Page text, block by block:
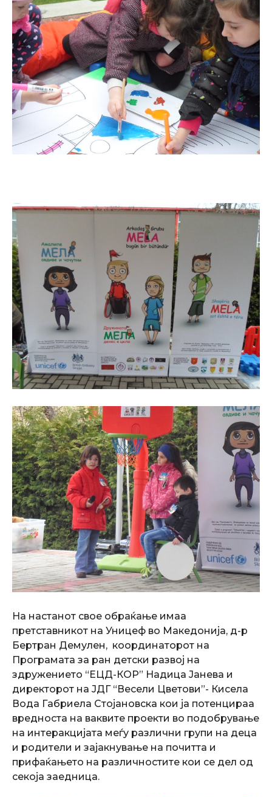
На настанот свое обраќање имаа
претставникот на Уницеф во Македонија, д-р
Бертран Демулен, координаторот на
Програмата за ран детски развој на
здружението “ЕЦД-КОР” Надица Јанева и
директорот на ЈДГ “Весели Цветови”- Кисела
Вода Габриела Стојановска кои ја потенцираа
вредноста на ваквите проекти во подобрување
на интеракцијата меѓу различни групи на деца
и родители и зајакнување на почитта и
прифаќањето на различностите кои се дел од
секоја заедница.